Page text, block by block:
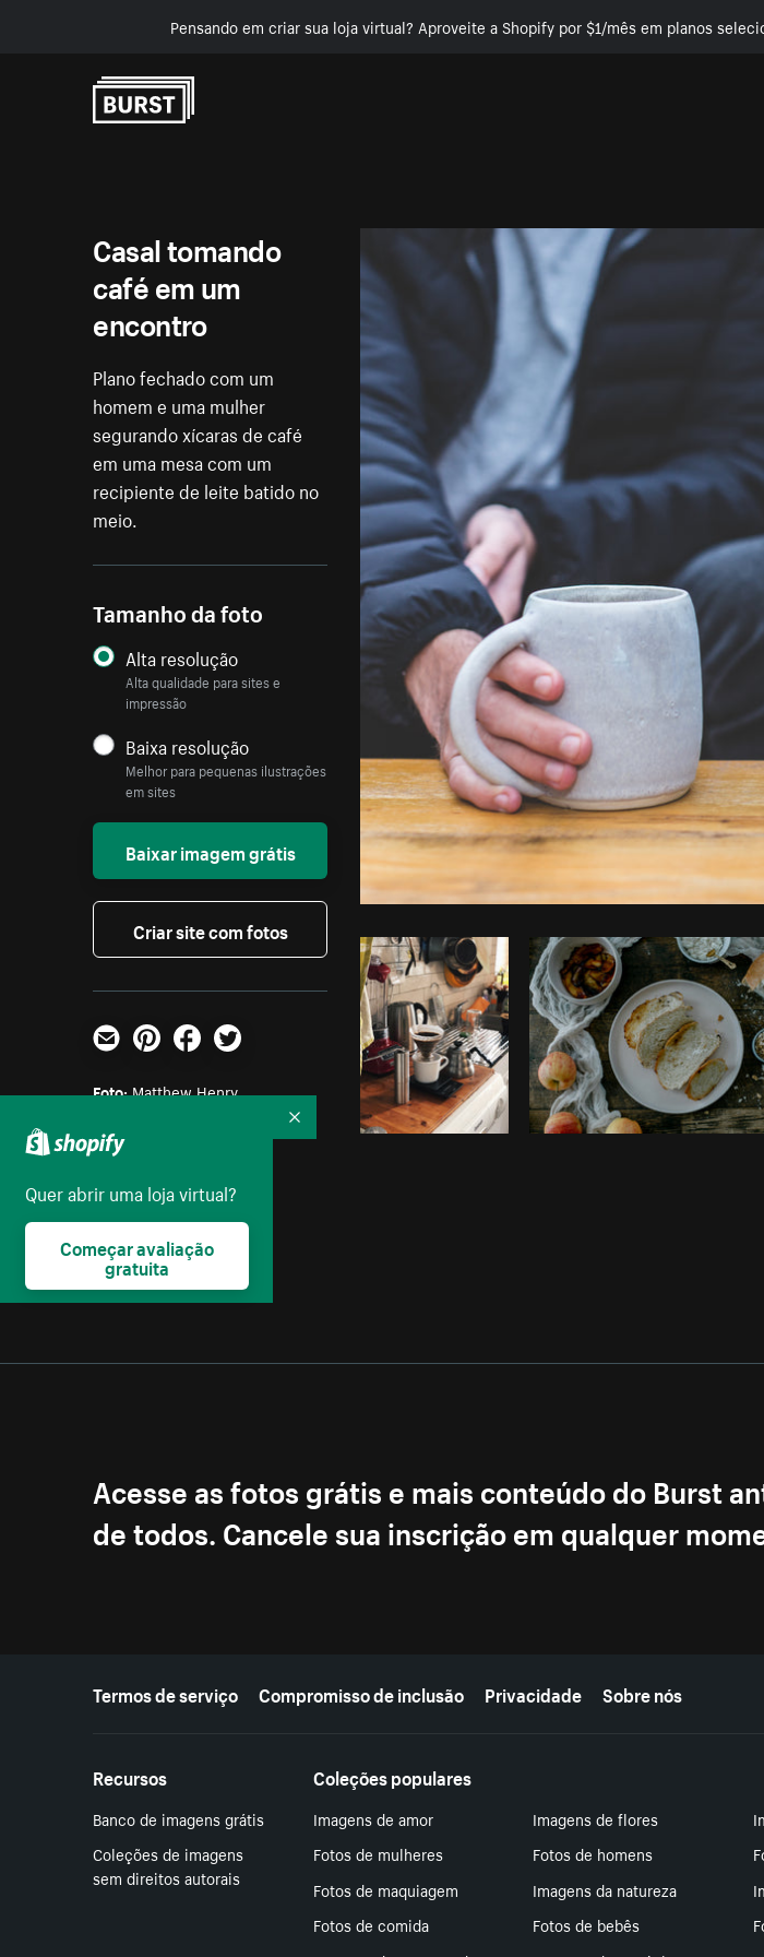
Pensando em criar sua loja virtual? Aproveite a Shopify por $1/mês em planos
Foto da
Casal tomando
café em um
encontro
Plano fechado com um
homem e uma mulher
segurando xícaras de café
em uma mesa com um
recipiente de leite batido no
meio.
Tamanho da foto
Alta resolução
Alta qualidade para sites e
impressão
Baixa resolução
Melhor para pequenas ilustrações
em sites
Baixar imagem grátis
Criar site com fotos
E-mailPinterestFacebookTwitter
Foto:Matthew Henry
Parte das coleções:
Licença:
Creative Commons
Acesse as fotos grátis e mais conteúdo do Burst
de todos. Cancele sua inscrição em qualquer
Mais recursos
Termos de serviço Compromisso de inclusão Privacidade Sobre nós
Recursos
Banco de imagens grátis
Coleções de imagens
sem direitos autorais
Coleções populares
Imagens de amor Imagens de flores
Fotos de mulheres
Fotos de homens
Fotos de maquiagem
Imagens da natureza
Fotos de comida
Fotos de bebês
Quer abrir uma loja virtual?
Começar avaliação
gratuita
Recolher